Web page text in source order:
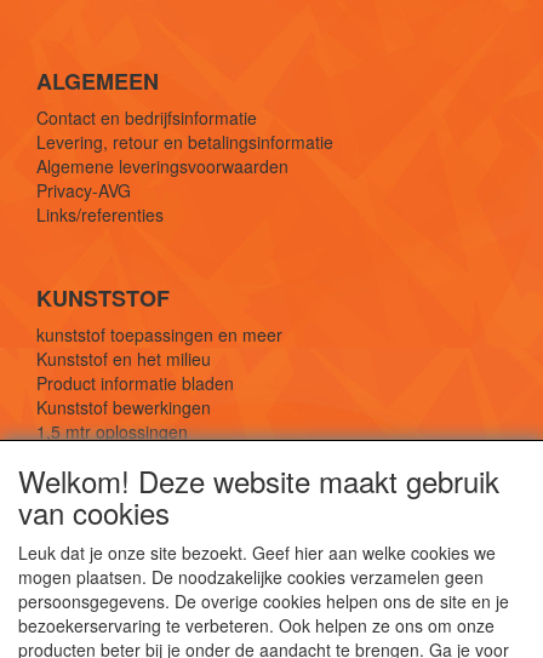
ALGEMEEN
Contact en bedrijfsinformatie
Levering, retour en betalingsinformatie
Algemene leveringsvoorwaarden
Privacy-AVG
Links/referenties
KUNSTSTOF
kunststof toepassingen en meer
Kunststof en het milieu
Product informatie bladen
Kunststof bewerkingen
1,5 mtr oplossingen
SOCIALE MEDIA
Welkom! Deze website maakt gebruik
van cookies
Leuk dat je onze site bezoekt. Geef hier aan welke cookies we
mogen plaatsen. De noodzakelijke cookies verzamelen geen
persoonsgegevens. De overige cookies helpen ons de site en je
bezoekerservaring te verbeteren. Ook helpen ze ons om onze
producten beter bij je onder de aandacht te brengen. Ga je voor